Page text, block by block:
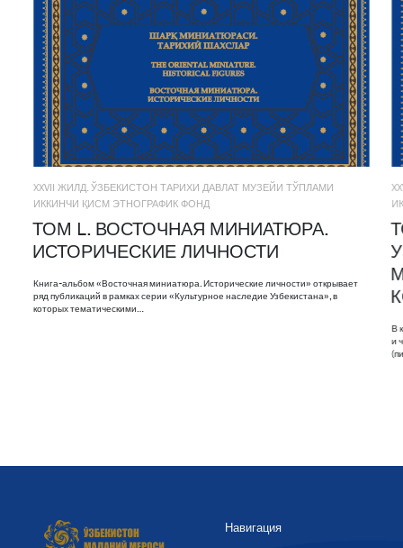
XXVII ЖИЛД. ЎЗБЕКИСТОН ТАРИХИ ДАВЛАТ МУЗЕЙИ ТЎПЛАМИ
ИККИНЧИ ҚИСМ ЭТНОГРАФИК ФОНД
ТОМ L. ВОСТОЧНАЯ МИНИАТЮРА.
ИСТОРИЧЕСКИЕ ЛИЧНОСТИ
Книга-альбом «Восточная миниатюра. Исторические личности» открывает
ряд публикаций в рамках серии «Культурное наследие Узбекистана», в
которых тематическими…
В
и
Навигация